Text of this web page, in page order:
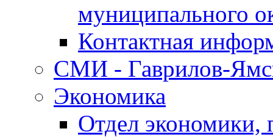
муниципального
Контактная
СМИ - Гаврилов-
Экономика
Отдел экономики,